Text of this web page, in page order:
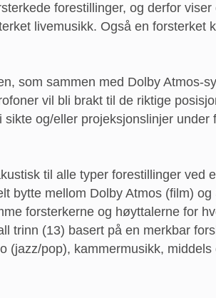
forestillinger, og derfor
livemusikk. Også en
som sammen med Dolby
vil bli brakt til de riktige
og/eller projeksjonslinjer under
til alle typer forestillinger
bytte mellom Dolby Atmos (film)
forsterkerne og høyttalerne for
trinn (13) basert på en merkbar
pop), kammermusikk,